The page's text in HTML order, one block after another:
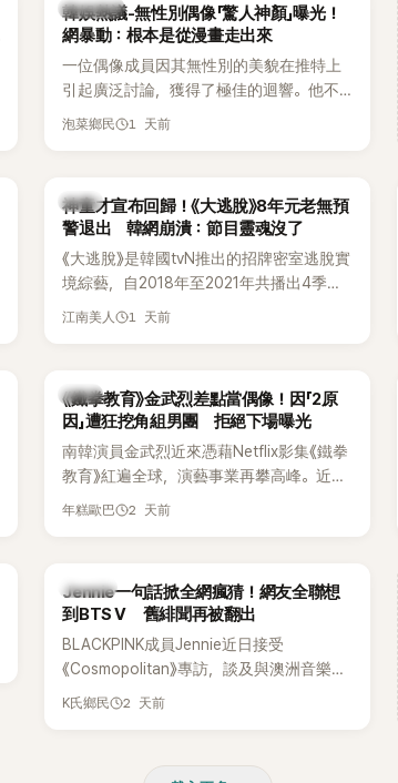
熱議討論
韓娛熱議-無性別偶像「驚人神顏」曝光！
網暴動：根本是從漫畫走出來
一位偶像成員因其無性別的美貌在推特上
引起廣泛討論，獲得了極佳的迴響。他不
僅外型出眾，舞技也備受讚譽。
泡菜鄉民 1 天前
韓星
神童才宣布回歸！《大逃脫》8年元老無預
警退出 韓網崩潰：節目靈魂沒了
《大逃脫》是韓國tvN推出的招牌密室逃脫實
境綜藝，自2018年至2021年共播出4季，
由鄭鍾淵PD打造完整的「大逃脫宇宙
江南美人 1 天前
韓星
《鐵拳教育》金武烈差點當偶像！因「2原
因」遭狂挖角組男團 拒絕下場曝光
南韓演員金武烈近來憑藉Netflix影集《鐵拳
教育》紅遍全球，演藝事業再攀高峰。近日
被爆出一段鮮為人知的出道祕辛，原來他
年糕歐巴 2 天前
K-POP
Jennie一句話掀全網瘋猜！網友全聯想
到BTS V 舊緋聞再被翻出
BLACKPINK成員Jennie近日接受
《Cosmopolitan》專訪，談及與澳洲音樂人
Tame Impala合作推出〈Dracula（JENNIE
K氏鄉民 2 天前